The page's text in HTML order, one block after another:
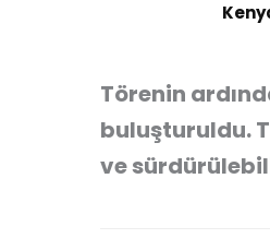
Törenin
buluşturuldu.
ve